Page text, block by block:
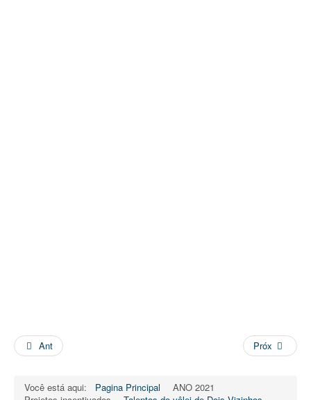
Ant Próx
Você está aqui: Pagina Principal
ANO 2021